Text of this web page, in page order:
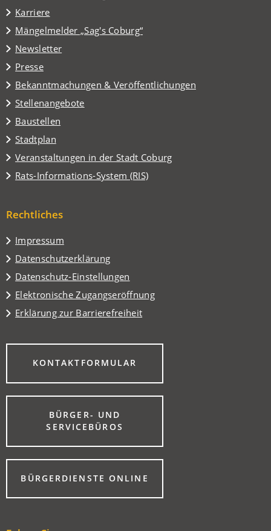
in
einem
neuen
Tab)
Karriere
Mängelmelder „Sag's Coburg“
(Öffnet
in
einem
neuen
Tab)
Newsletter
Presse
Bekanntmachungen & Veröffentlichungen
Stellenangebote
Baustellen
Stadtplan
(Öffnet
in
einem
neuen
Veranstaltungen in der Stadt Coburg
(Öffnet
in
einem
Tab)
Rats-Informations-System (RIS)
(Öffnet
neuen
Rechtliches
Impressum
Datenschutzerklärung
Datenschutz-Einstellungen
Elektronische Zugangseröffnung
Erklärung zur Barrierefreiheit
KONTAKTFORMULAR
(ÖFFNET
EINEM
NEUEN
BÜRGER- UND
SERVICEBÜROS
(ÖFFNET
EINEM
NEUEN
TAB)BÜRGERDIENSTE ONLINE
(ÖFFNET
EINEM